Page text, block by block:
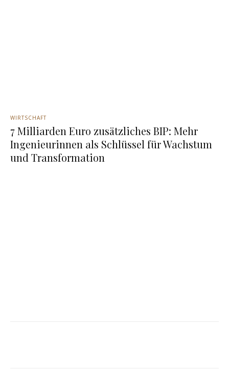
WIRTSCHAFT
7 Milliarden Euro zusätzliches BIP: Mehr
Ingenieurinnen als Schlüssel für Wachstum
und Transformation